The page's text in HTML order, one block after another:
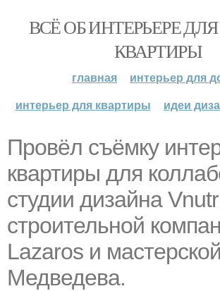
ВСЁ ОБ ИНТЕРЬЕРЕ
КВАРТИРЫ
главная
интерьер для
интерьер для квартиры
идеи
Провёл съёмку
квартиры для
студии дизайна
строительной
Lazaros и мастерской
Медведева.